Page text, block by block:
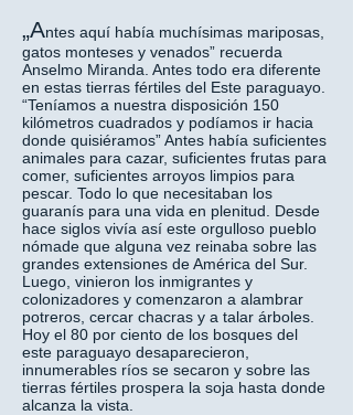
„Antes aquí había muchísimas mariposas,
gatos monteses y venados” recuerda
Anselmo Miranda. Antes todo era diferente
en estas tierras fértiles del Este paraguayo.
“Teníamos a nuestra disposición 150
kilómetros cuadrados y podíamos ir hacia
donde quisiéramos” Antes había suficientes
animales para cazar, suficientes frutas para
comer, suficientes arroyos limpios para
pescar. Todo lo que necesitaban los
guaranís para una vida en plenitud. Desde
hace siglos vivía así este orgulloso pueblo
nómade que alguna vez reinaba sobre las
grandes extensiones de América del Sur.
Luego, vinieron los inmigrantes y
colonizadores y comenzaron a alambrar
potreros, cercar chacras y a talar árboles.
Hoy el 80 por ciento de los bosques del
este paraguayo desaparecieron,
innumerables ríos se secaron y sobre las
tierras fértiles prospera la soja hasta donde
alcanza la vista.